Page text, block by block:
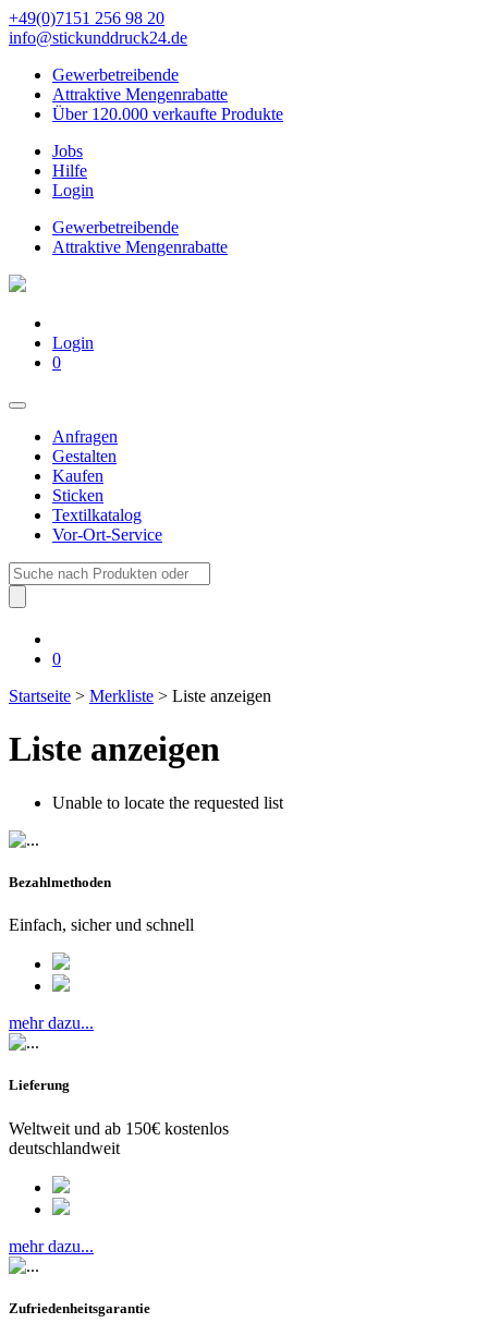
+49(0)7151 256 98 20‬
info@stickunddruck24.de
Gewerbetreibende
Attraktive Mengenrabatte
Über 120.000 verkaufte Produkte
Jobs
Hilfe
Login
Gewerbetreibende
Attraktive Mengenrabatte
Login
0
Anfragen
Gestalten
Kaufen
Sticken
Textilkatalog
Vor-Ort-Service
Suche
nach:
0
Startseite > Merkliste > Liste anzeigen
Liste anzeigen
Unable to locate the requested list
Bezahlmethoden
Einfach, sicher und schnell
mehr dazu...
Lieferung
Weltweit und ab 150€ kostenlos
deutschlandweit
mehr dazu...
Zufriedenheitsgarantie